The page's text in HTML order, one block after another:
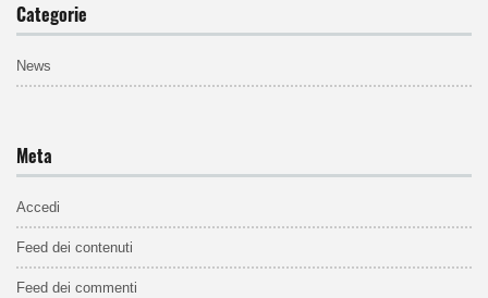
Categorie
News
Meta
Accedi
Feed dei contenuti
Feed dei commenti